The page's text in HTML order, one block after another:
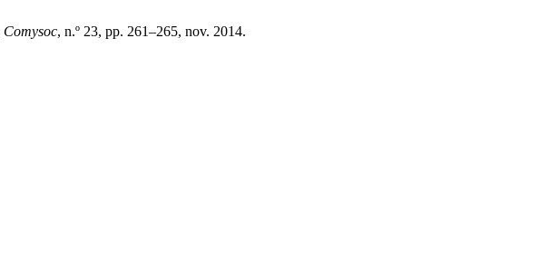
Comysoc, n.º 23, pp. 261–265, nov. 2014.